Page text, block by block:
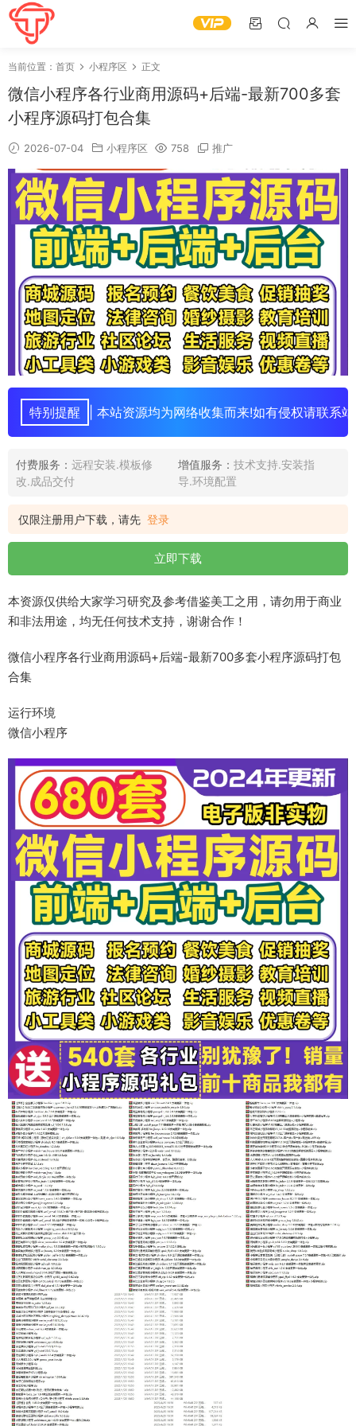
当前位置： 首页 小程序区 正文
微信小程序各行业商用源码+后端-最新700多套
小程序源码打包合集
2026-07-04 小程序区 758 推广
特别提醒 | 本站资源均为网络收集而来!如有侵权请联系
付费服务： 远程安装.模板修
改.成品交付
增值服务： 技术支持.安装指
导.环境配置
仅限注册用户下载，请先 登录
立即下载
本资源仅供给大家学习研究及参考借鉴美工之用，请勿用于商业
和非法用途，均无任何技术支持，谢谢合作！
微信小程序各行业商用源码+后端-最新700多套小程序源码打包
合集
运行环境
微信小程序